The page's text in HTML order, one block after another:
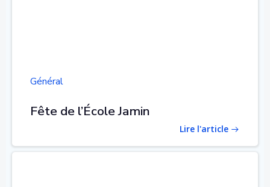
Général
Fête de l’École Jamin
Lire l'article